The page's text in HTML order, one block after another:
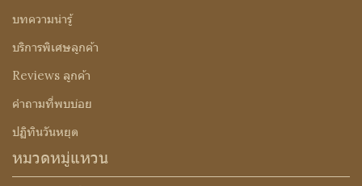
บทความน่ารู้
บริการพิเศษลูกค้า
Reviews ลูกค้า
คำถามที่พบบ่อย
ปฏิทินวันหยุด
หมวดหมู่แหวน